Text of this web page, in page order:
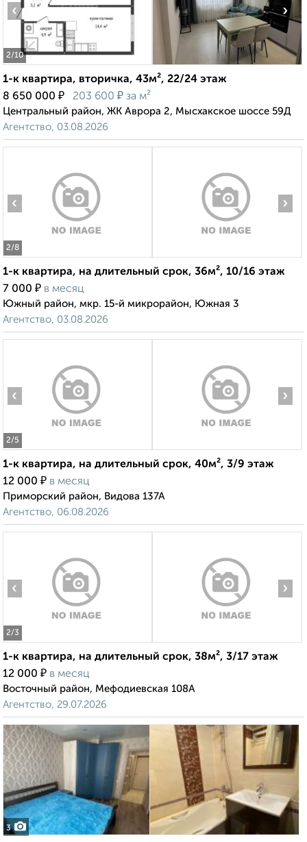
2/10
‹ ›
1-к квартира, вторичка, 43м², 22/24 этаж
8 650 000 ₽ 203 600 ₽ за м²
Центральный район, ЖК Аврора 2, Мысхакское шоссе 59Д
Агентство, 03.08.2026
2/8
‹ ›
1-к квартира, на длительный срок, 36м², 10/16 этаж
7 000 ₽ в месяц
Южный район, мкр. 15-й микрорайон, Южная 3
Агентство, 03.08.2026
2/5
‹ ›
1-к квартира, на длительный срок, 40м², 3/9 этаж
12 000 ₽ в месяц
Приморский район, Видова 137А
Агентство, 06.08.2026
2/3
‹ ›
1-к квартира, на длительный срок, 38м², 3/17 этаж
12 000 ₽ в месяц
Восточный район, Мефодиевская 108А
Агентство, 29.07.2026
3